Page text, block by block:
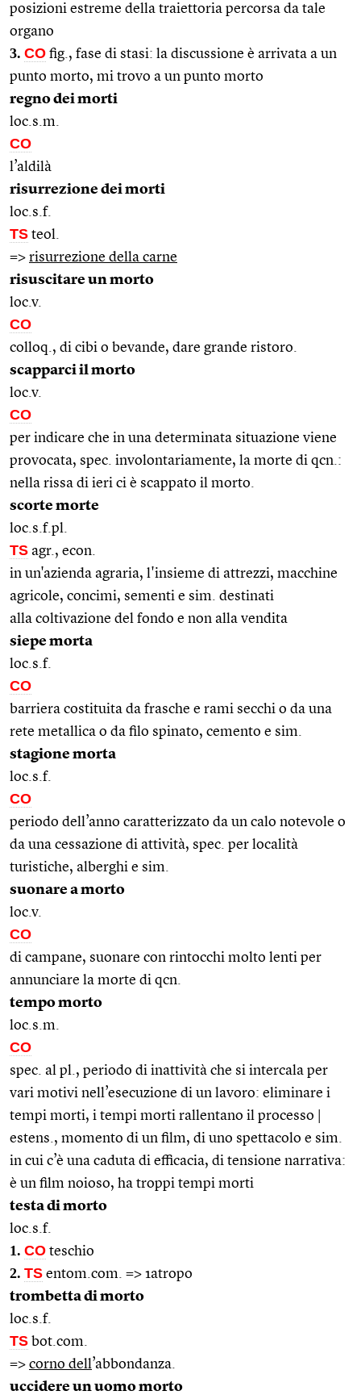
posizioni estreme della traiettoria percorsa da tale
organo
3. CO fig., fase di stasi: la discussione è arrivata a un
punto morto, mi trovo a un punto morto
regno dei morti
loc.s.m.
CO
l’aldilà
risurrezione dei morti
loc.s.f.
TS teol.
=> risurrezione della carne
risuscitare un morto
loc.v.
CO
colloq., di cibi o bevande, dare grande ristoro.
scapparci il morto
loc.v.
CO
per indicare che in una determinata situazione viene
provocata, spec. involontariamente, la morte di qcn.:
nella rissa di ieri ci è scappato il morto.
scorte morte
loc.s.f.pl.
TS agr., econ.
in un'azienda agraria, l'insieme di attrezzi, macchine
agricole, concimi, sementi e sim. destinati
alla coltivazione del fondo e non alla vendita
siepe morta
loc.s.f.
CO
barriera costituita da frasche e rami secchi o da una
rete metallica o da filo spinato, cemento e sim.
stagione morta
loc.s.f.
CO
periodo dell’anno caratterizzato da un calo notevole o
da una cessazione di attività, spec. per località
turistiche, alberghi e sim.
suonare a morto
loc.v.
CO
di campane, suonare con rintocchi molto lenti per
annunciare la morte di qcn.
tempo morto
loc.s.m.
CO
spec. al pl., periodo di inattività che si intercala per
vari motivi nell’esecuzione di un lavoro: eliminare i
tempi morti, i tempi morti rallentano il processo |
estens., momento di un film, di uno spettacolo e sim.
in cui c’è una caduta di efficacia, di tensione narrativa:
è un film noioso, ha troppi tempi morti
testa di morto
loc.s.f.
1. CO teschio
2. TS entom.com. => 1atropo
trombetta di morto
loc.s.f.
TS bot.com.
=> corno dell ’abbondanza.
uccidere un uomo morto